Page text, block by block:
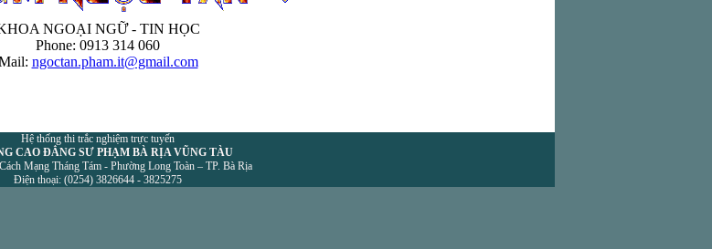
NGOẠI NGỮ - TIN HỌC
Phone: 0913 314 060
ngoctan.pham.it@gmail.com
Hệ thống thi trắc nghiệm trực tuyến
CAO ĐẲNG SƯ PHẠM BÀ RỊA VŨNG TÀU
Mạng Tháng Tám - Phường Long Toàn – TP. Bà Rịa
Điện thoại: (0254) 3826644 - 3825275